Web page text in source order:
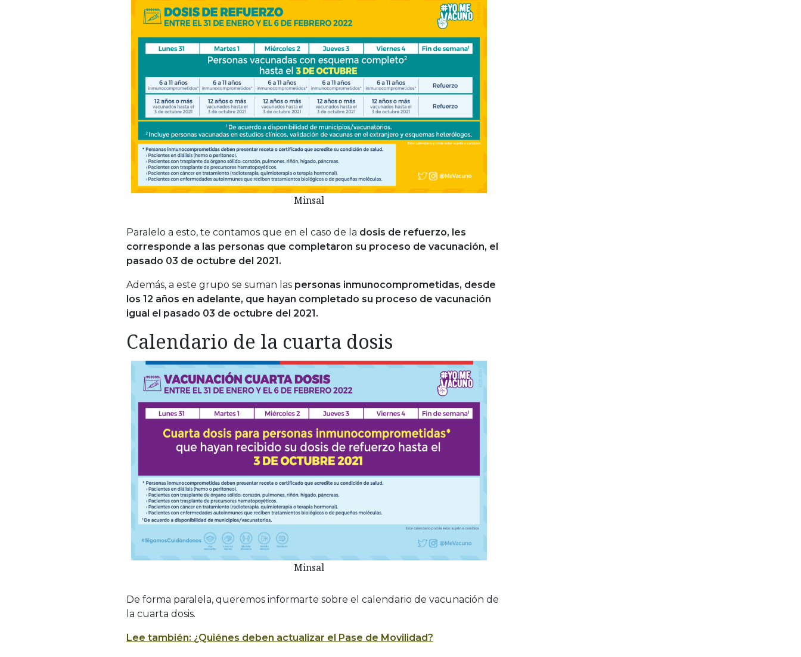
Minsal
Paralelo a esto, te contamos que en el caso de la dosis de refuerzo, les
corresponde a las personas que completaron su proceso de vacunación, el
pasado 03 de octubre del 2021.
Además, a este grupo se suman las personas inmunocomprometidas, desde
los 12 años en adelante, que hayan completado su proceso de vacunación
igual el pasado 03 de octubre del 2021.
Calendario de la cuarta dosis
Minsal
De forma paralela, queremos informarte sobre el calendario de vacunación de
la cuarta dosis.
Lee también: ¿Quiénes deben actualizar el Pase de Movilidad?